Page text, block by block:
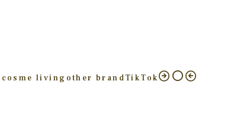
cosme living other brandTikTok